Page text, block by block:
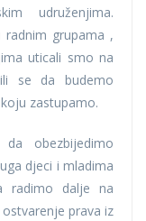
udruženjima.
grupama ,
uticali smo na
se da budemo
zastupamo.
obezbijedimo
djeci i mladima
radimo dalje na
prava iz